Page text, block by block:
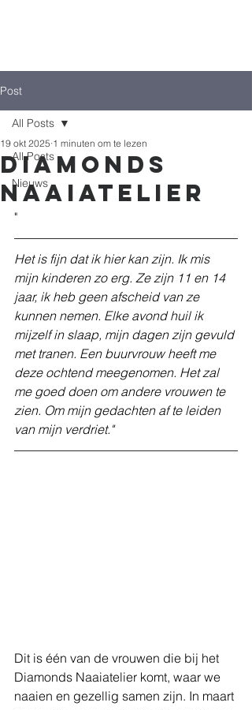
Post
All Posts
Nieuws
All Posts
Diamonds
naaiatelier
19 okt 2025 1 minuten om te lezen
"
Het is fijn dat ik hier kan zijn. Ik mis
mijn kinderen zo erg. Ze zijn 11 en 14
jaar, ik heb geen afscheid van ze
kunnen nemen. Elke avond huil ik
mijzelf in slaap, mijn dagen zijn gevuld
met tranen. Een buurvrouw heeft me
deze ochtend meegenomen. Het zal
me goed doen om andere vrouwen te
zien. Om mijn gedachten af te leiden
van mijn verdriet."
Dit is één van de vrouwen die bij het
Diamonds Naaiatelier komt, waar we
naaien en gezellig samen zijn. In maart